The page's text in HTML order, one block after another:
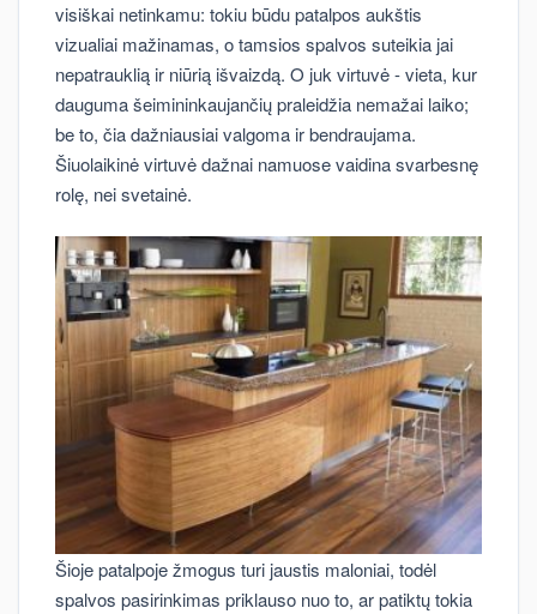
visiškai netinkamu: tokiu būdu patalpos aukštis
vizualiai mažinamas, o tamsios spalvos suteikia jai
nepatrauklią ir niūrią išvaizdą. O juk virtuvė - vieta, kur
dauguma šeimininkaujančių praleidžia nemažai laiko;
be to, čia dažniausiai valgoma ir bendraujama.
Šiuolaikinė virtuvė dažnai namuose vaidina svarbesnę
rolę, nei svetainė.
Šioje patalpoje žmogus turi jaustis maloniai, todėl
spalvos pasirinkimas priklauso nuo to, ar patiktų tokia